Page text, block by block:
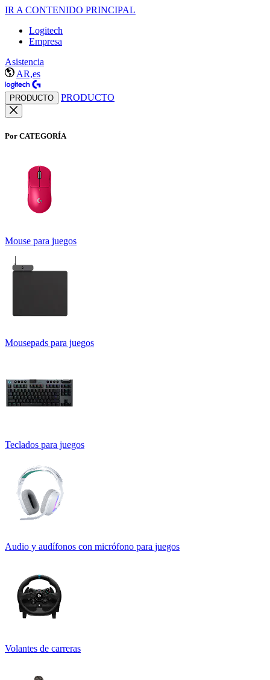
IR A CONTENIDO PRINCIPAL
Logitech
Empresa
Asistencia
AR,es
PRODUCTO PRODUCTO
Por CATEGORÍA
Mouse para juegos
Mousepads para juegos
Teclados para juegos
Audio y audífonos con micrófono para juegos
Volantes de carreras